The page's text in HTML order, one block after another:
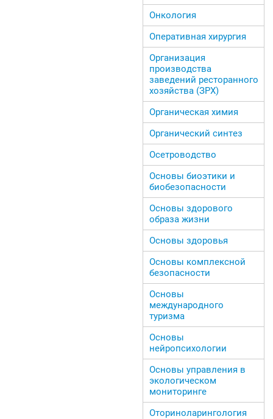
Онкология
Оперативная хирургия
Организация
производства
заведений ресторанного
хозяйства (ЗРХ)
Органическая химия
Органический синтез
Осетроводство
Основы биоэтики и
биобезопасности
Основы здорового
образа жизни
Основы здоровья
Основы комплексной
безопасности
Основы
международного
туризма
Основы
нейропсихологии
Основы управления в
экологическом
мониторинге
Оториноларингология